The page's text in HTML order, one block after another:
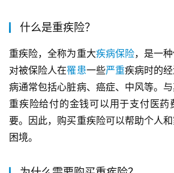
什么是重疾险？
重疾险，全称为重大疾病保险，是一
对被保险人在罹患一些严重疾病时的
病通常包括心脏病、癌症、中风等。与
重疾险给付的金钱可以用于支付医药
要。因此，购买重疾险可以帮助个人
困境。